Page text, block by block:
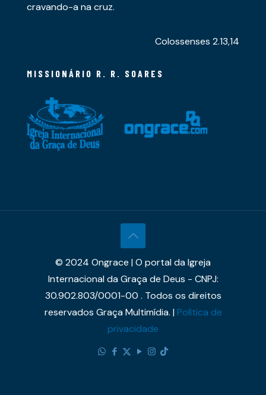
cravando-a na cruz.
Colossenses 2.13,14
MISSIONÁRIO R. R. SOARES
© 2024 Ongrace | O portal da Igreja
Internacional da Graça de Deus - CNPJ:
30.902.803/0001-00 . Todos os direitos
reservados Graça Multimídia. |Política de
privacidade